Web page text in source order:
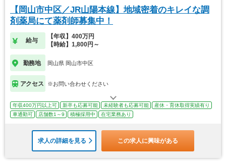
【岡山市中区／JR山陽本線】地域密着のキレイな調
剤薬局にて薬剤師募集中！
給与
【年収】400万円
【時給】1,800円～
勤務地 岡山県 岡山市中区
アクセス ※お問い合わせください
年収400万円以上可 新卒も応募可能 未経験者も応募可能
産休・育休取得実績有り
車通勤可
店舗数1～9 積極採用中 在宅業務あり
求人の詳細を見る この求人に興味がある